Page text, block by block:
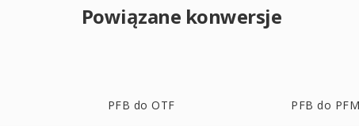
Powiązane konwersje
PFB do OTF PFB do